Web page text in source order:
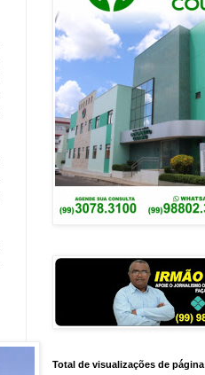
Total de visualizações de página